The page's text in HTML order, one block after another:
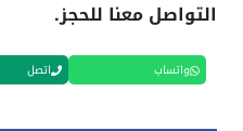
التواصل معنا للحجز.
واتساب اتصل